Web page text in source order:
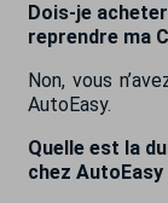
Dois-je
reprendre ma
Non, vous
AutoEasy.
Quelle est la
chez AutoEasy